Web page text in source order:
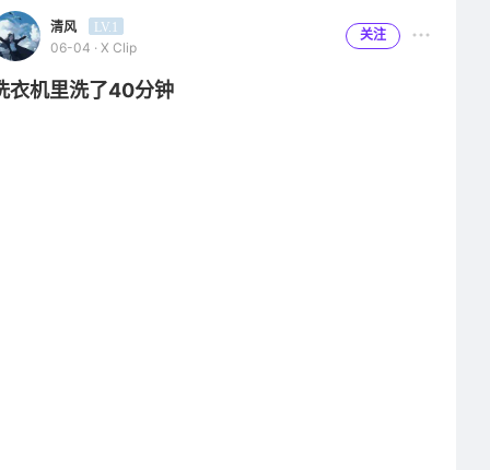
能力能持续时间长一些，它的佩戴非常舒适，带了三四个小时也
会有肿胀的感觉。
支持双设备连接，连接的时候很快速，换设备连接的时候反应也
错。
清风 LV.1
06-04 · X Clip
关注
衣机里洗了40分钟